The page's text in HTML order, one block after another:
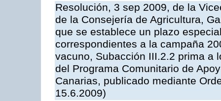
Resolución, 3 sep 2009, de la
de la Consejería de Agricultura,
que se establece un plazo
correspondientes a la campaña
vacuno, Subacción III.2.2 prima a
del Programa Comunitario de
Canarias, publicado mediante
15.6.2009)